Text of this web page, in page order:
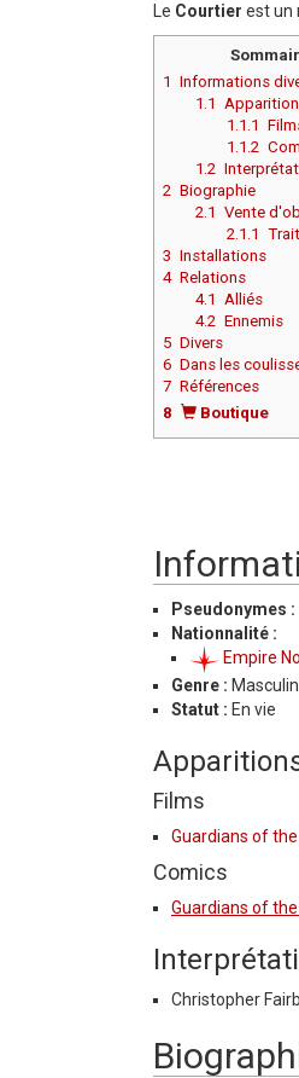
Le Courtier est un
1 Informations
1.1
1.1.1
1.1.2
1.2
2 Biographie
2.1 Vente
2.1.1
3 Installations
4 Relations
4.1 Alliés
4.2 Ennemis
5 Divers
6 Dans les
7 Références
8
Boutique
Pseudonymes :
Nationnalité :
Empire
Genre : Masculin
Statut : En vie
Films
Guardians of
Comics
Guardians of
Christopher